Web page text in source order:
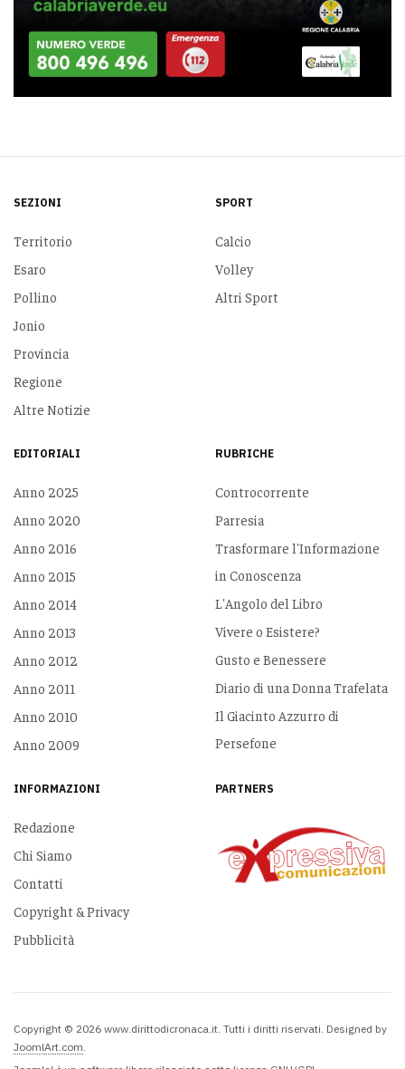
SEZIONI
Territorio
Esaro
Pollino
Jonio
Provincia
Regione
Altre Notizie
SPORT
Calcio
Volley
Altri Sport
EDITORIALI
Anno 2025
Anno 2020
Anno 2016
Anno 2015
Anno 2014
Anno 2013
Anno 2012
Anno 2011
Anno 2010
Anno 2009
RUBRICHE
Controcorrente
Parresia
Trasformare l'Informazione
in Conoscenza
L'Angolo del Libro
Vivere o Esistere?
Gusto e Benessere
Diario di una Donna Trafelata
Il Giacinto Azzurro di
Persefone
INFORMAZIONI
Redazione
Chi Siamo
Contatti
Copyright & Privacy
Pubblicità
PARTNERS
Copyright © 2026 www.dirittodicronaca.it. Tutti i diritti riservati. Designed by
JoomlArt.com.